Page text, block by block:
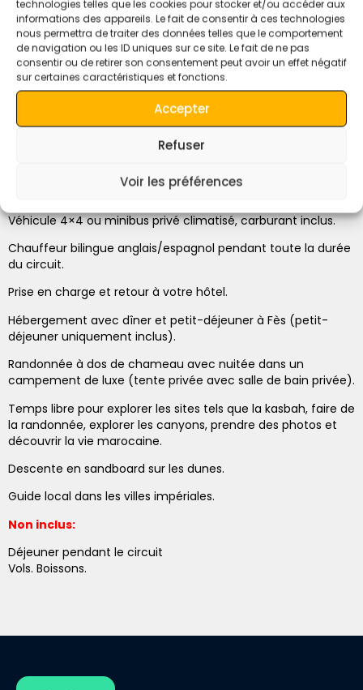
technologies telles que les cookies pour stocker et/ou accéder aux
informations des appareils. Le fait de consentir à ces technologies
nous permettra de traiter des données telles que le comportement
de navigation ou les ID uniques sur ce site. Le fait de ne pas
consentir ou de retirer son consentement peut avoir un effet négatif
sur certaines caractéristiques et fonctions.
Accepter
Refuser
Voir les préférences
la kasbah d’Aït-Ben-Haddou, site classé au patrimoine
mondial de l’UNESCO, où ont été tournés des films tels que
Lawrence d’Arabie, La Momie et Gladiator.
empruntant le col de Tizi-n-Tichka. Nous vous déposerons à
votre hébergement à votre arrivée à Marrakech dans
l’après-midi. Fin de notre circuit.
Nous proposons des réductions pour les
Véhicule 4×4 ou minibus privé climatisé, carburant inclus.
Chauffeur bilingue anglais/espagnol pendant toute la durée
du circuit.
Prise en charge et retour à votre hôtel.
Hébergement avec dîner et petit-déjeuner à Fès (petit-
déjeuner uniquement inclus).
Randonnée à dos de chameau avec nuitée dans un
campement de luxe (tente privée avec salle de bain privée).
Temps libre pour explorer les sites tels que la kasbah, faire de
la randonnée, explorer les canyons, prendre des photos et
découvrir la vie marocaine.
Descente en sandboard sur les dunes.
Guide local dans les villes impériales.
Non inclus:
Déjeuner pendant le circuit
Vols. Boissons.